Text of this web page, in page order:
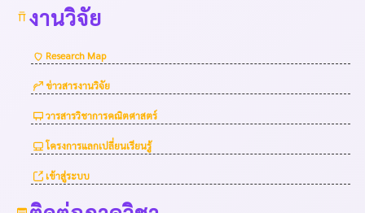
งานวิจัย
Research Map
ข่าวสารงานวิจัย
วารสารวิชาการคณิตศาสตร์
โครงการแลกเปลี่ยนเรียนรู้
เข้าสู่ระบบ